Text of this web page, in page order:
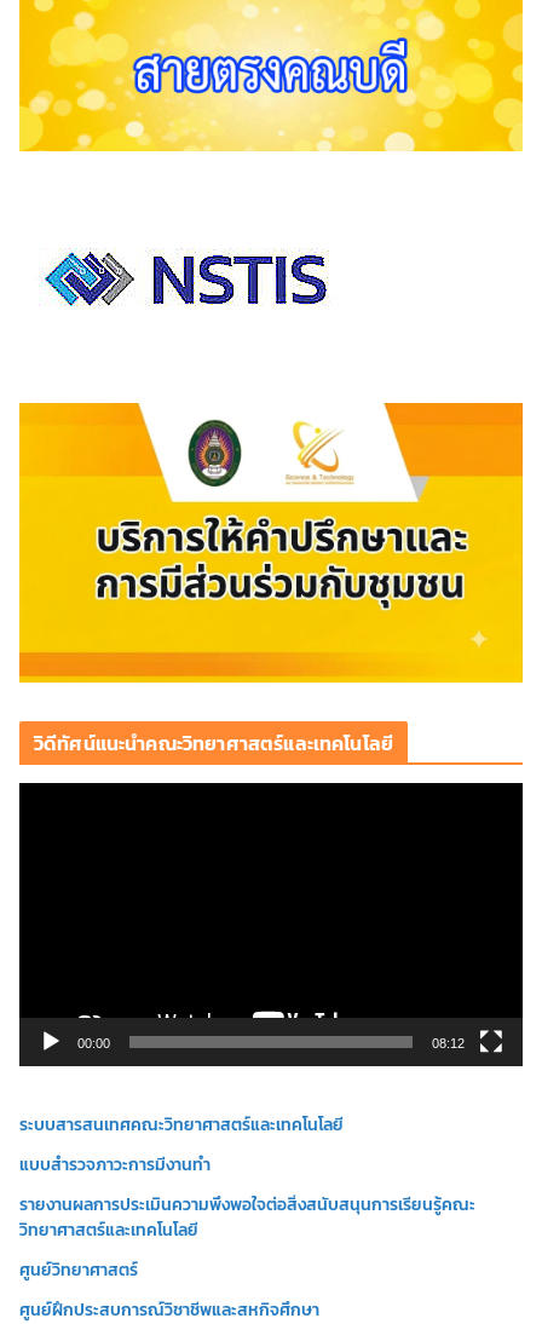
วิดีทัศน์แนะนำคณะวิทยาศาสตร์และเทคโนโลยี
ดี
อ
00:00 08:12
ระบบสารสนเทศคณะวิทยาศาสตร์และเทคโนโลยี
แบบสำรวจภาวะการมีงานทำ
รายงานผลการประเมินความพึงพอใจต่อสิ่งสนับสนุนการเรียนรู้คณะ
วิทยาศาสตร์และเทคโนโลยี
ศูนย์วิทยาศาสตร์
ศูนย์ฝึกประสบการณ์วิชาชีพและสหกิจศึกษา